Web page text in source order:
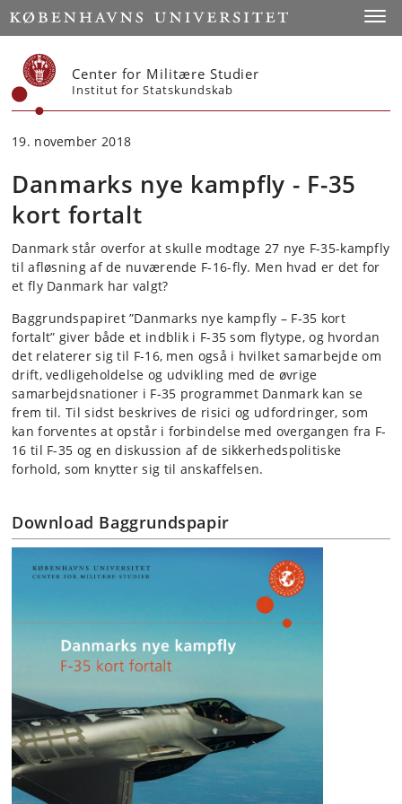
Start
Center for Militære Studier
Institut for Statskundskab
19. november 2018
Danmarks nye kampfly - F-35
kort fortalt
Danmark står overfor at skulle modtage 27 nye F-35-kampfly
til afløsning af de nuværende F-16-fly. Men hvad er det for
et fly Danmark har valgt?
Baggrundspapiret ”Danmarks nye kampfly – F-35 kort
fortalt” giver både et indblik i F-35 som flytype, og hvordan
det relaterer sig til F-16, men også i hvilket samarbejde om
drift, vedligeholdelse og udvikling med de øvrige
samarbejdsnationer i F-35 programmet Danmark kan se
frem til. Til sidst beskrives de risici og udfordringer, som
kan forventes at opstår i forbindelse med overgangen fra F-
16 til F-35 og en diskussion af de sikkerhedspolitiske
forhold, som knytter sig til anskaffelsen.
Download Baggrundspapir